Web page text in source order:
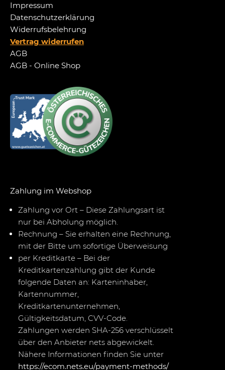
Impressum
Datenschutzerklärung
Widerrufsbelehrung
Vertrag widerrufen
AGB
AGB - Online Shop
Zahlung im Webshop
Zahlung vor Ort – Diese Zahlungsart ist
nur bei Abholung möglich.
Rechnung – Sie erhalten eine Rechnung,
mit der Bitte um sofortige Überweisung
per Kreditkarte – Bei der
Kreditkartenzahlung gibt der Kunde
folgende Daten an: Karteninhaber,
Kartennummer,
Kreditkartenunternehmen,
Gültigkeitsdatum, CVV-Code.
Zahlungen werden SHA-256 verschlüsselt
über den Anbieter nets abgewickelt.
Nähere Informationen finden Sie unter
https://ecom.nets.eu/payment-methods/